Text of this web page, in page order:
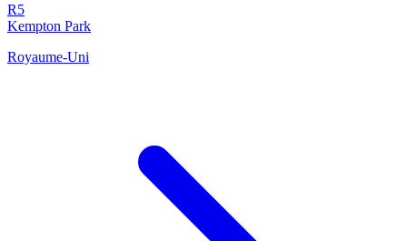
R5
Kempton Park
Royaume-Uni